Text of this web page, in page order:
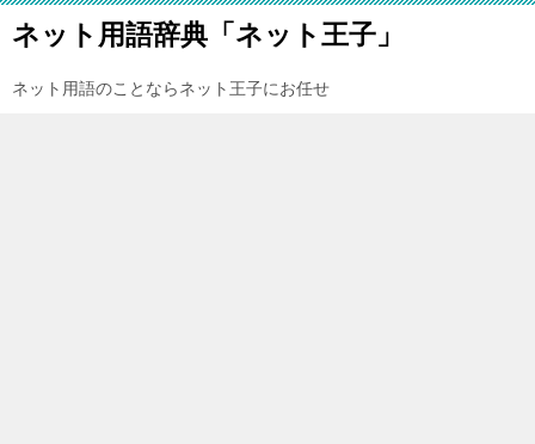
ネット用語辞典「ネット王子」
ネット用語のことならネット王子にお任せ